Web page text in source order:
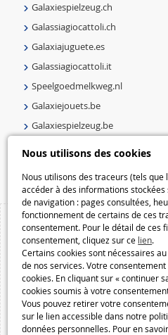
Nous utilisons des cookies
Nous utilisons des traceurs (tels
accéder à des informations
de navigation : pages consultées,
fonctionnement de certains de ces
consentement. Pour le détail de ces
consentement, cliquez sur ce lien.
Certains cookies sont nécessaires
de nos services. Votre consentement
cookies. En cliquant sur « continuer
cookies soumis à votre
Vous pouvez retirer votre
sur le lien accessible dans notre
données personnelles. Pour en
Galaxiespielzeug.ch
Galassiagiocattoli.ch
Galaxiajuguete.es
Galassiagiocattoli.it
Speelgoedmelkweg.nl
Galaxiejouets.be
Galaxiespielzeug.be